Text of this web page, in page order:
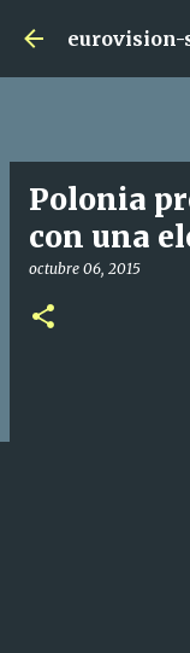
Ir
eurovision-
Polonia
con una
octubre 06, 2015